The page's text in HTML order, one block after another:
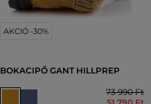
AKCIÓ -30%
BOKACIPŐ GANT HILLPREP
73 990 Ft